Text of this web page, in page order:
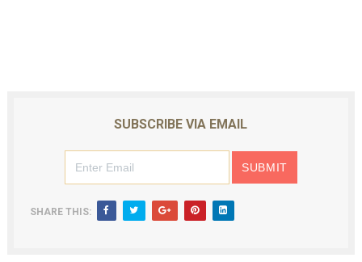
SUBSCRIBE VIA EMAIL
SHARE THIS: